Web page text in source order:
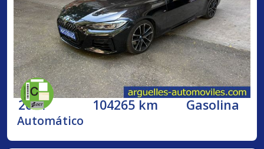
2021 104265 km Gasolina
Automático